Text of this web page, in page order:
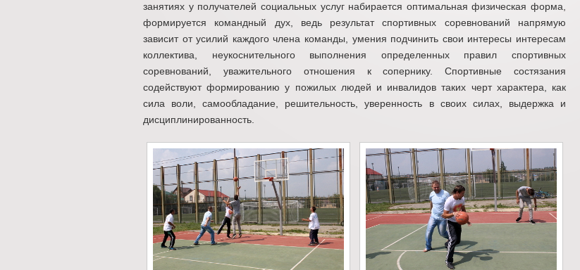
занятиях у получателей социальных услуг набирается оптимальная физическая форма,
формируется командный дух, ведь результат спортивных соревнований напрямую
зависит от усилий каждого члена команды, умения подчинить свои интересы интересам
коллектива, неукоснительного выполнения определенных правил спортивных
соревнований, уважительного отношения к сопернику. Спортивные состязания
содействуют формированию у пожилых людей и инвалидов таких черт характера, как
сила воли, самообладание, решительность, уверенность в своих силах, выдержка и
дисциплинированность.